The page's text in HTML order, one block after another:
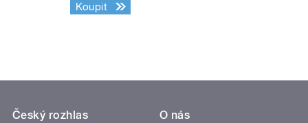
Koupit
Český rozhlas
O nás